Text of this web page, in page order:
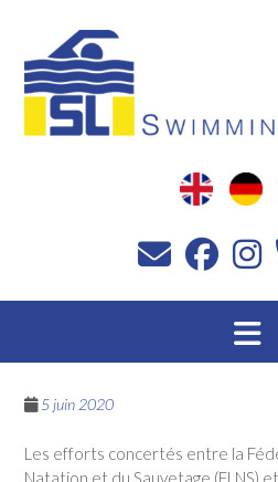
contenu
5 juin 2020
Les efforts concertés entre la
Natation et du Sauvetage (FLNS)